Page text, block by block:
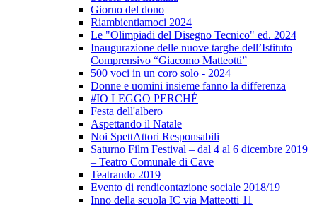
Giorno del dono
Riambientiamoci 2024
Le "Olimpiadi del Disegno Tecnico" ed. 2024
Inaugurazione delle nuove targhe dell’Istituto
Comprensivo “Giacomo Matteotti”
500 voci in un coro solo - 2024
Donne e uomini insieme fanno la differenza
#IO LEGGO PERCHÉ
Festa dell'albero
Aspettando il Natale
Noi SpettAttori Responsabili
Saturno Film Festival – dal 4 al 6 dicembre 2019
– Teatro Comunale di Cave
Teatrando 2019
Evento di rendicontazione sociale 2018/19
Inno della scuola IC via Matteotti 11